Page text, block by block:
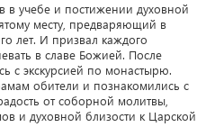
учебе и постижении духовной
месту, предваряющий в
лет. И призвал каждого
в славе Божией. После
с экскурсией по монастырю.
обители и познакомились с
от соборной молитвы,
и духовной близости к Царской